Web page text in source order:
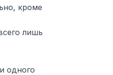
кроме
лишь
одного